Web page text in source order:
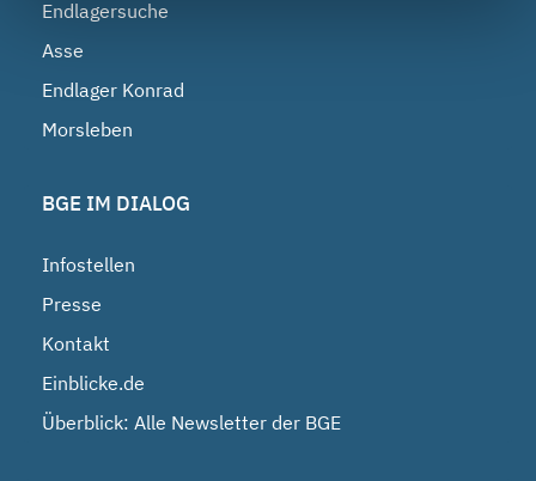
Endlagersuche
Asse
Endlager Konrad
Morsleben
BGE IM DIALOG
Infostellen
Presse
Kontakt
Einblicke.de
Überblick: Alle Newsletter der BGE